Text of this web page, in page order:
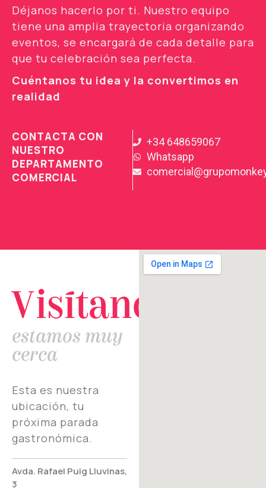
Déjanos hacerlo por ti. Nuestro equipo
tiene una amplia trayectoria organizando
eventos, se encargará de cada detalle para
que tu celebración sea perfecta.
Cuéntanos tu idea y la convertimos en
realidad
CONTACTA CON
NUESTRO
DEPARTAMENTO
COMERCIAL
+34 648659067
Whatsapp
Visítanos
estamos muy
cerca
Esta es nuestra
ubicación, tu
próxima parada
gastronómica.
Avda. Rafael Puig Lluvinas,
3